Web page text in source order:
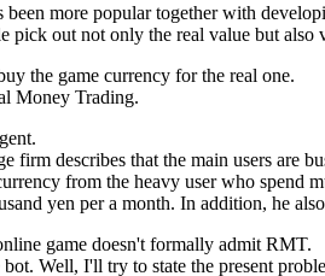
been more popular together with
pick out not only the real value but also
the game currency for the real one.
Money Trading.
firm describes that the main users are
from the heavy user who spend
yen per a month. In addition, he
game doesn't formally admit RMT.
bot. Well, I'll try to state the present